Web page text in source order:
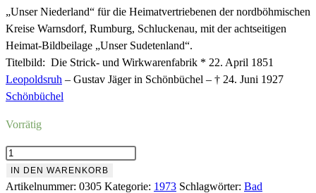
war:
2,50 €
ist:
1,18 €.
„Unser Niederland“ für die Heimatvertriebenen der nordböhmischen
Kreise Warnsdorf, Rumburg, Schluckenau, mit der achtseitigen
Heimat-Bildbeilage „Unser Sudetenland“.
Titelbild: Die Strick- und Wirkwarenfabrik * 22. April 1851
Leopoldsruh – Gustav Jäger in Schönbüchel – † 24. Juni 1927
Schönbüchel
Vorrätig
Nr.305
Oktober
1973
IN DEN WARENKORB
Artikelnummer: 0305 Kategorie: 1973 Schlagwörter: Bad